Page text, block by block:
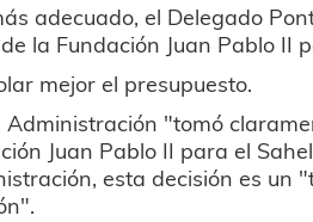
adecuado, el Delegado
de la Fundación Juan Pablo II
mejor el presupuesto.
"tomó
Juan Pablo II para el
esta decisión es un